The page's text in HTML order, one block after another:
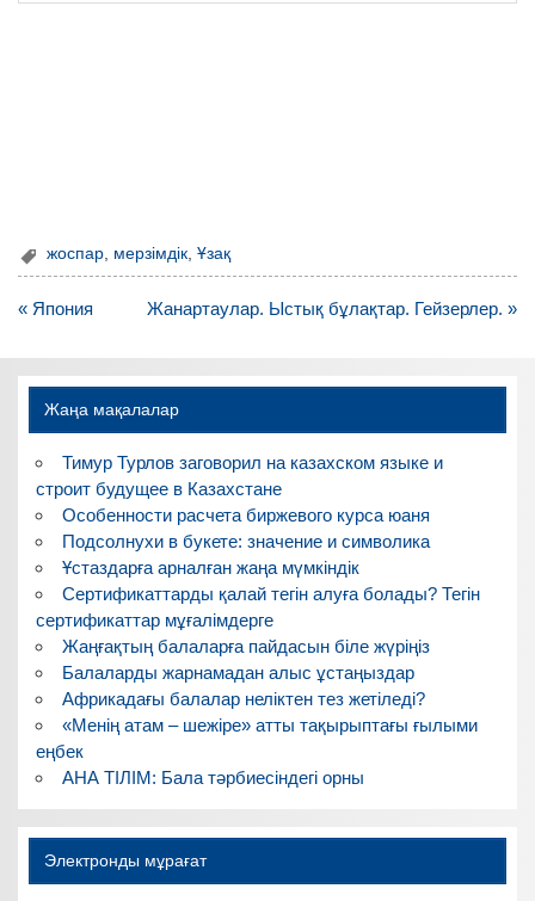
жоспар, мерзімдік,Ұзақ
Навигация
записям
« Япония Жанартаулар. Ыстық бұлақтар. Гейзерлер. »
Жаңа мақалалар
Тимур Турлов заговорил на казахском языке и
строит будущее в Казахстане
Особенности расчета биржевого курса юаня
Подсолнухи в букете: значение и символика
Ұстаздарға арналған жаңа мүмкіндік
Сертификаттарды қалай тегін алуға болады? Тегін
сертификаттар мұғалімдерге
Жаңғақтың балаларға пайдасын біле жүріңіз
Балаларды жарнамадан алыс ұстаңыздар
Африкадағы балалар неліктен тез жетіледі?
«Менің атам – шежіре» атты тақырыптағы ғылыми
еңбек
АНА ТІЛІМ: Бала тәрбиесіндегі орны
Электронды мұрағат